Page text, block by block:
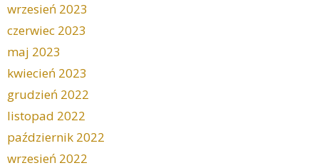
wrzesień 2023
czerwiec 2023
maj 2023
kwiecień 2023
grudzień 2022
listopad 2022
październik 2022
wrzesień 2022